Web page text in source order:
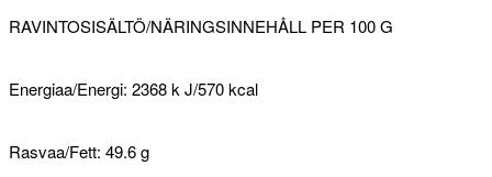
RAVINTOSISÄLTÖ/NÄRINGSINNEHÅLL PER 100 G
Energiaa/Energi: 2368 k J/570 kcal
Rasvaa/Fett: 49.6 g